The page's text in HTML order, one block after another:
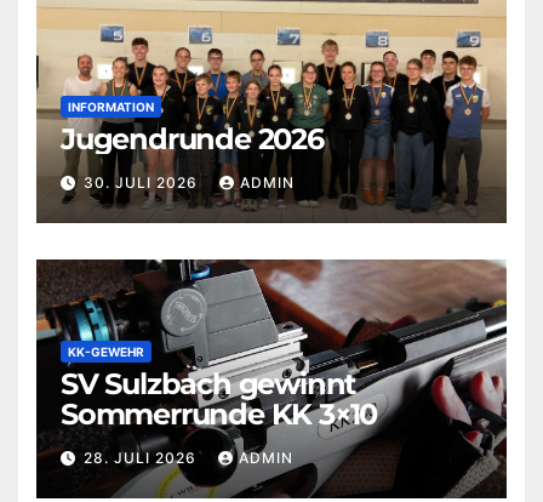
INFORMATION
Jugendrunde 2026
30. JULI 2026 ADMIN
KK-GEWEHR
SV Sulzbach gewinnt
Sommerrunde KK 3×10
28. JULI 2026 ADMIN